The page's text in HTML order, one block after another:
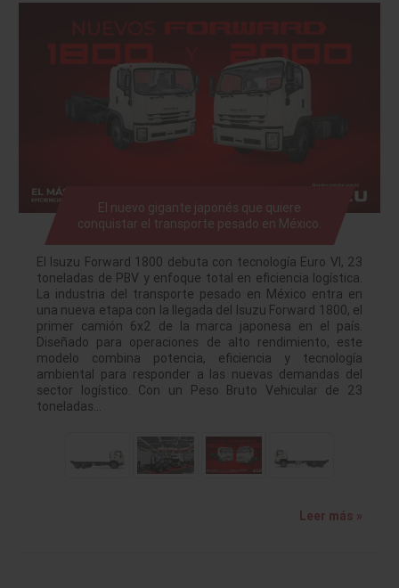
El nuevo gigante japonés que quiere
conquistar el transporte pesado en México.
El Isuzu Forward 1800 debuta con tecnología Euro VI, 23
toneladas de PBV y enfoque total en eficiencia logística.
La industria del transporte pesado en México entra en
una nueva etapa con la llegada del Isuzu Forward 1800, el
primer camión 6x2 de la marca japonesa en el país.
Diseñado para operaciones de alto rendimiento, este
modelo combina potencia, eficiencia y tecnología
ambiental para responder a las nuevas demandas del
sector logístico. Con un Peso Bruto Vehicular de 23
toneladas…
Leer más »